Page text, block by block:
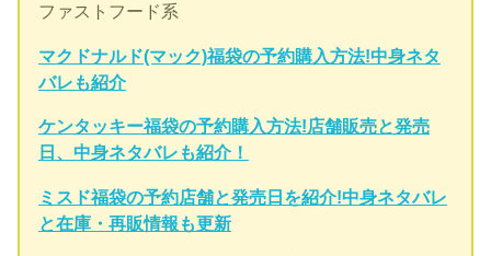
ファストフード系
マクドナルド(マック)福袋の予約購入方法!中身ネタ
バレも紹介
ケンタッキー福袋の予約購入方法!店舗販売と発売
日、中身ネタバレも紹介！
ミスド福袋の予約店舗と発売日を紹介!中身ネタバレ
と在庫・再販情報も更新